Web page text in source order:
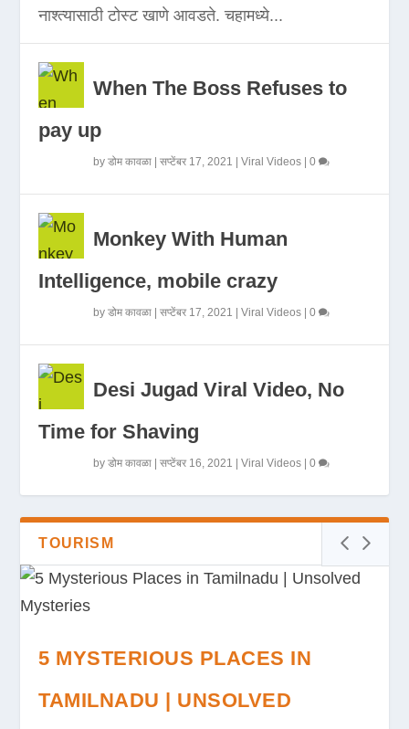
नाश्त्यासाठी टोस्ट खाणे आवडते. चहामध्ये...
When The Boss Refuses to
pay up
byडोम कावळा |सप्टेंबर 17, 2021 |Viral Videos |0
Monkey With Human
Intelligence, mobile crazy
byडोम कावळा |सप्टेंबर 17, 2021 |Viral Videos |0
Desi Jugad Viral Video, No
Time for Shaving
byडोम कावळा |सप्टेंबर 16, 2021 |Viral Videos |0
TOURISM
5 MYSTERIOUS PLACES IN
TAMILNADU | UNSOLVED